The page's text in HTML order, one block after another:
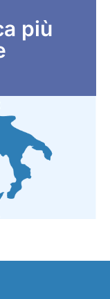
più